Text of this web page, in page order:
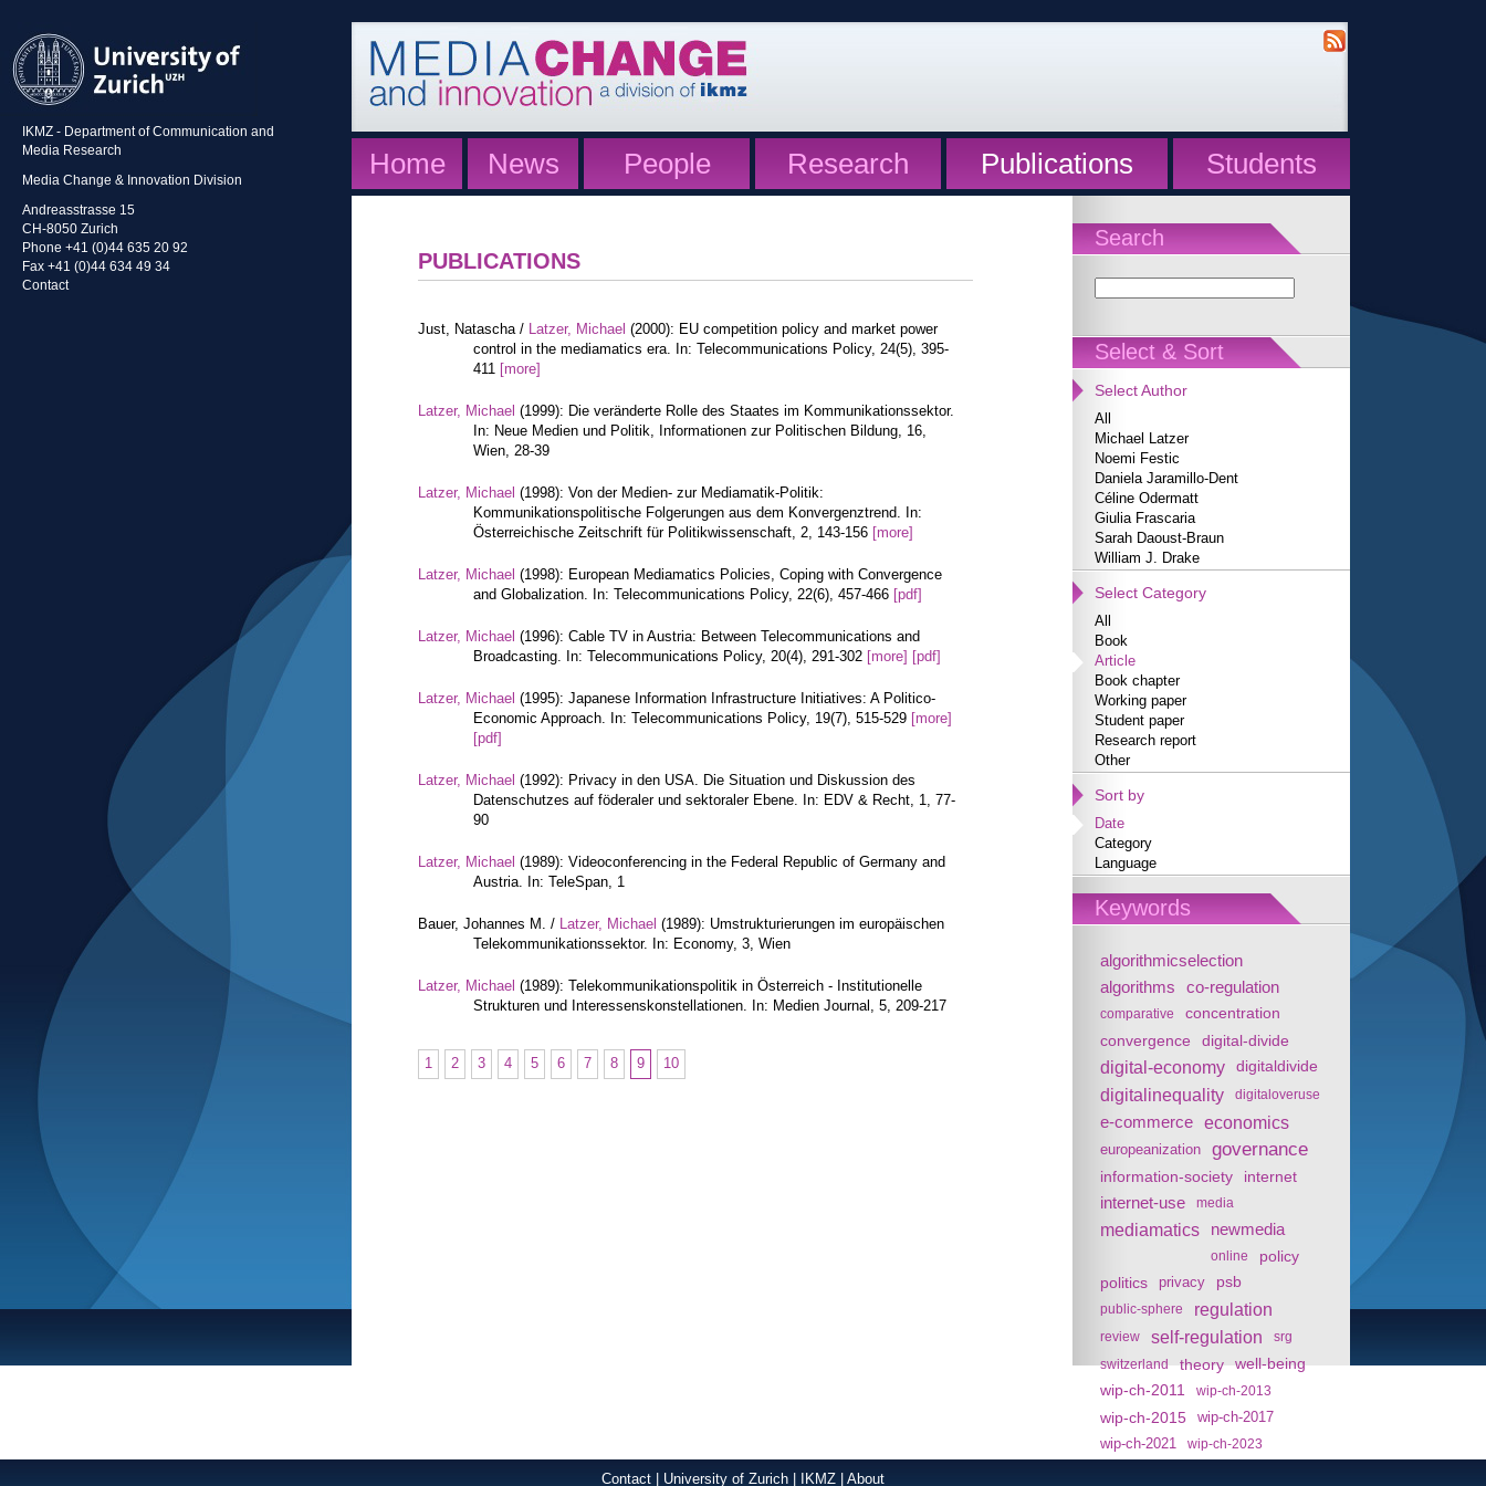
IKMZ - Department of Communication and
Media Research
Media Change & Innovation Division
Andreasstrasse 15
CH-8050 Zurich
Phone +41 (0)44 635 20 92
Fax +41 (0)44 634 49 34
Contact
Home News People Research Publications Students
Search
Select & Sort
Select Author
All
Michael Latzer
Noemi Festic
Daniela Jaramillo-Dent
Céline Odermatt
Giulia Frascaria
Sarah Daoust-Braun
William J. Drake
Select Category
All
Book
Article
Book chapter
Working paper
Student paper
Research report
Other
Sort by
Date
Category
Language
Keywords
algorithmicselection
algorithms
co-regulation
comparative concentration
convergence digital-divide
digital-economy digitaldivide
digitalinequality digitaloveruse
e-commerce economics
europeanization governance
information-society internet
internet-use media
mediamatics newmedia
online
policy
politics
privacy psb
public-sphere regulation
review self-regulation
srg
switzerland
theory
well-being
wip-ch-2011
wip-ch-2013
wip-ch-2015
wip-ch-2017
wip-ch-2021
wip-ch-2023
PUBLICATIONS
Just, Natascha / Latzer, Michael (2000): EU competition policy and market power
control in the mediamatics era. In: Telecommunications Policy, 24(5), 395-
411 [more]
Latzer, Michael (1999): Die veränderte Rolle des Staates im Kommunikationssektor.
In: Neue Medien und Politik, Informationen zur Politischen Bildung, 16,
Wien, 28-39
Latzer, Michael (1998): Von der Medien- zur Mediamatik-Politik:
Kommunikationspolitische Folgerungen aus dem Konvergenztrend. In:
Österreichische Zeitschrift für Politikwissenschaft, 2, 143-156 [more]
Latzer, Michael (1998): European Mediamatics Policies, Coping with Convergence
and Globalization. In: Telecommunications Policy, 22(6), 457-466 [pdf]
Latzer, Michael (1996): Cable TV in Austria: Between Telecommunications and
Broadcasting. In: Telecommunications Policy, 20(4), 291-302 [more] [pdf]
Latzer, Michael (1995): Japanese Information Infrastructure Initiatives: A Politico-
Economic Approach. In: Telecommunications Policy, 19(7), 515-529 [more]
[pdf]
Latzer, Michael (1992): Privacy in den USA. Die Situation und Diskussion des
Datenschutzes auf föderaler und sektoraler Ebene. In: EDV & Recht, 1, 77-
90
Latzer, Michael (1989): Videoconferencing in the Federal Republic of Germany and
Austria. In: TeleSpan, 1
Bauer, Johannes M. / Latzer, Michael (1989): Umstrukturierungen im europäischen
Telekommunikationssektor. In: Economy, 3, Wien
Latzer, Michael (1989): Telekommunikationspolitik in Österreich - Institutionelle
Strukturen und Interessenskonstellationen. In: Medien Journal, 5, 209-217
1 2 3 4 5 6 7 8 9 10
Contact University of Zurich IKMZ About